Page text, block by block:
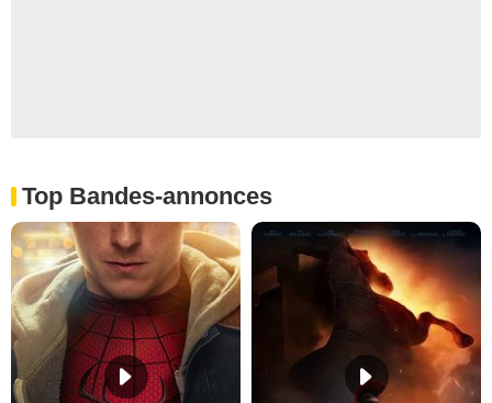
Top Bandes-annonces